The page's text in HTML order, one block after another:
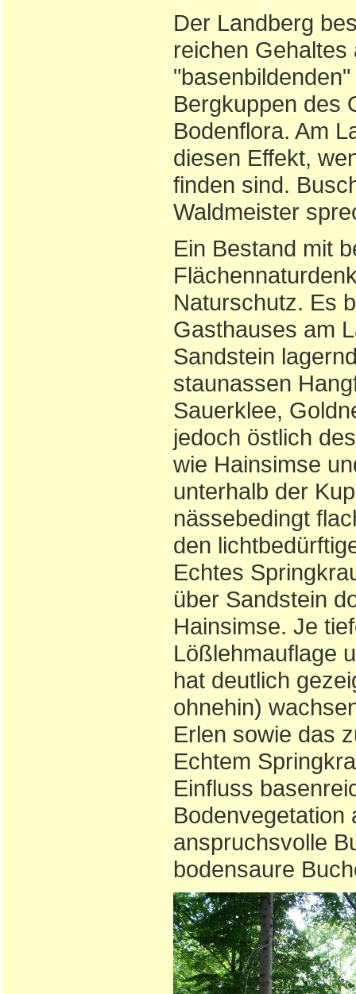
Der Landberg
reichen
Bergkuppen des
Bodenflora. Am
diesen Effekt,
finden sind.
Waldmeister
Ein Bestand mit
Naturschutz. Es
Gasthauses am
Sandstein
staunassen
Sauerklee,
jedoch östlich
wie Hainsimse
unterhalb der
nässebedingt
den
Echtes
über Sandstein
Hainsimse. Je
Lößlehmauflage
hat deutlich
ohnehin)
Erlen sowie das
Echtem
Einfluss
Bodenvegetation
anspruchsvolle
bodensaure